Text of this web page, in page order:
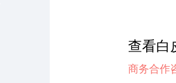
查看白
商务合作